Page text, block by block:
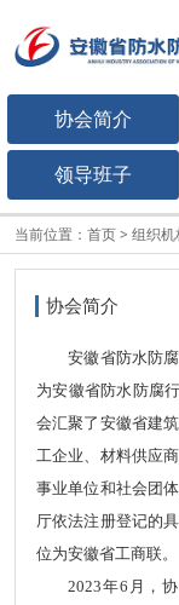
协会简介
领导班子
当前位置： 首页> 组织机
协会简介
安徽省防水防
为安徽省防水防腐
会汇聚了安徽省建
工企业、材料供应
事业单位和社会团
厅依法注册登记的
位为安徽省工商联。
2023年6月，